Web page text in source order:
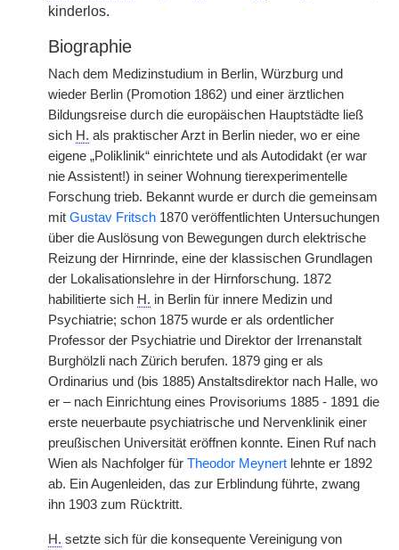
kinderlos.
Biographie
Nach dem Medizinstudium in Berlin, Würzburg und
wieder Berlin (Promotion 1862) und einer ärztlichen
Bildungsreise durch die europäischen Hauptstädte ließ
sich H. als praktischer Arzt in Berlin nieder, wo er eine
eigene „Poliklinik“ einrichtete und als Autodidakt (er war
nie Assistent!) in seiner Wohnung tierexperimentelle
Forschung trieb. Bekannt wurde er durch die gemeinsam
mit Gustav Fritsch 1870 veröffentlichten Untersuchungen
über die Auslösung von Bewegungen durch elektrische
Reizung der Hirnrinde, eine der klassischen Grundlagen
der Lokalisationslehre in der Hirnforschung. 1872
habilitierte sich H. in Berlin für innere Medizin und
Psychiatrie; schon 1875 wurde er als ordentlicher
Professor der Psychiatrie und Direktor der Irrenanstalt
Burghölzli nach Zürich berufen. 1879 ging er als
Ordinarius und (bis 1885) Anstaltsdirektor nach Halle, wo
er – nach Einrichtung eines Provisoriums 1885 - 1891 die
erste neuerbaute psychiatrische und Nervenklinik einer
preußischen Universität eröffnen konnte. Einen Ruf nach
Wien als Nachfolger für Theodor Meynert lehnte er 1892
ab. Ein Augenleiden, das zur Erblindung führte, zwang
ihn 1903 zum Rücktritt.
H. setzte sich für die konsequente Vereinigung von